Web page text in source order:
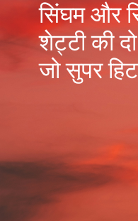
सिंघम और
शेट्टी की
जो सुपर